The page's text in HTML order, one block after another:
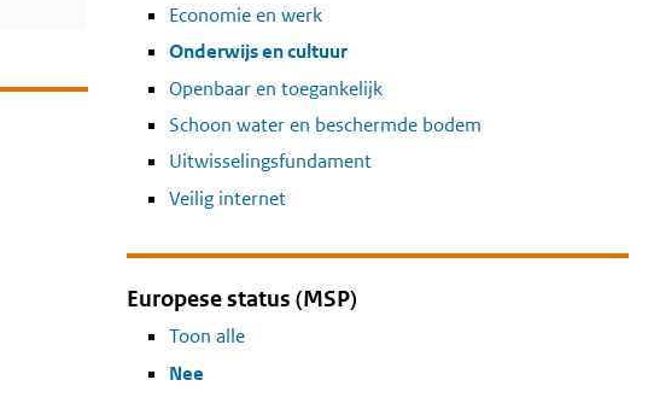
Economie en werk
Onderwijs en cultuur
Openbaar en toegankelijk
Schoon water en beschermde bodem
Uitwisselingsfundament
Veilig internet
Europese status (MSP)
Toon alle
Nee